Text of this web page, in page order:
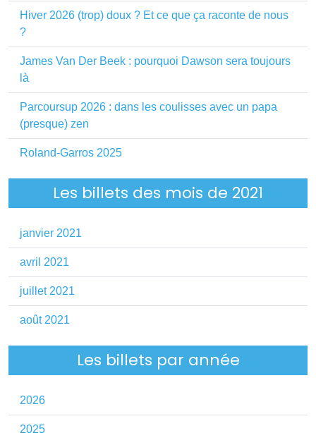
Hiver 2026 (trop) doux ? Et ce que ça raconte de nous
?
James Van Der Beek : pourquoi Dawson sera toujours
là
Parcoursup 2026 : dans les coulisses avec un papa
(presque) zen
Roland-Garros 2025
Les billets des mois de 2021
janvier 2021
avril 2021
juillet 2021
août 2021
Les billets par année
2026
2025